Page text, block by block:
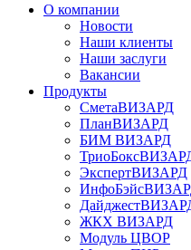
О компании
Новости
Наши клиенты
Наши заслуги
Вакансии
Продукты
СметаВИЗАРД
ПланВИЗАРД
БИМ ВИЗАРД
ЭкспертВИЗАРД
ЖКХ ВИЗАРД
Модуль ЦВОР